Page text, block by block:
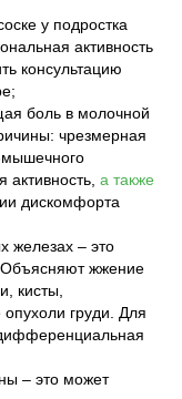
у подростка
активность
консультацию
боль в молочной
чрезмерная
мышечного
а также
дискомфорта
железах – это
Объясняют жжение
кисты,
груди. Для
– это может